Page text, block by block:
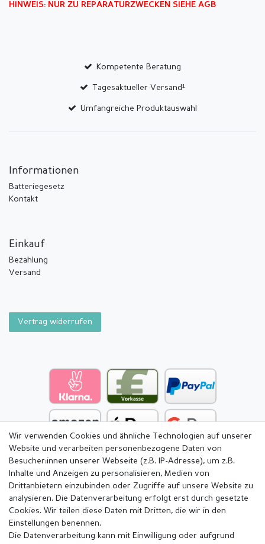
HINWEIS: NUR ZU REPARATURZWECKEN SIEHE AGB
Kompetente Beratung
Tagesaktueller Versand¹
Umfangreiche Produktauswahl
Informationen
Batteriegesetz
Kontakt
Einkauf
Bezahlung
Versand
Vertrag widerrufen
Wir verwenden Cookies und ähnliche Technologien auf unserer
Website und verarbeiten personenbezogene Daten von
Besucher:innen unserer Webseite (z.B. IP-Adresse), um z.B.
Inhalte und Anzeigen zu personalisieren, Medien von
Drittanbietern einzubinden oder Zugriffe auf unsere Website zu
analysieren. Die Datenverarbeitung erfolgt erst durch gesetzte
Cookies. Wir teilen diese Daten mit Dritten, die wir in den
Einstellungen benennen.
Die Datenverarbeitung kann mit Einwilligung oder aufgrund